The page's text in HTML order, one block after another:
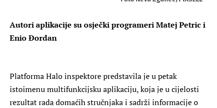
Autori aplikacije su osječki programeri Matej Petric i
Enio Đordan
Platforma Halo inspektore predstavila je u petak
istoimenu multifunkcijsku aplikaciju, koja je u cijelosti
rezultat rada domaćih stručnjaka i sadrži informacije o